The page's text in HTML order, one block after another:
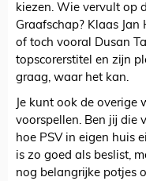
kiezen. Wie vervult op
Graafschap? Klaas
of toch vooral Dusan
topscorerstitel en zijn
graag, waar het kan.
Je kunt ook de overige
voorspellen. Ben jij die
hoe PSV in eigen huis
is zo goed als beslist,
nog belangrijke potjes